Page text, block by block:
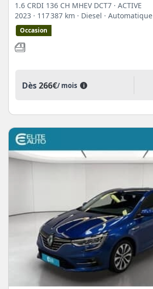
1.6 CRDI 136 CH MHEV DCT7 · ACTIVE
2023 · 117 387 km · Diesel · Automatique
Occasion
Dès266€/ mois i